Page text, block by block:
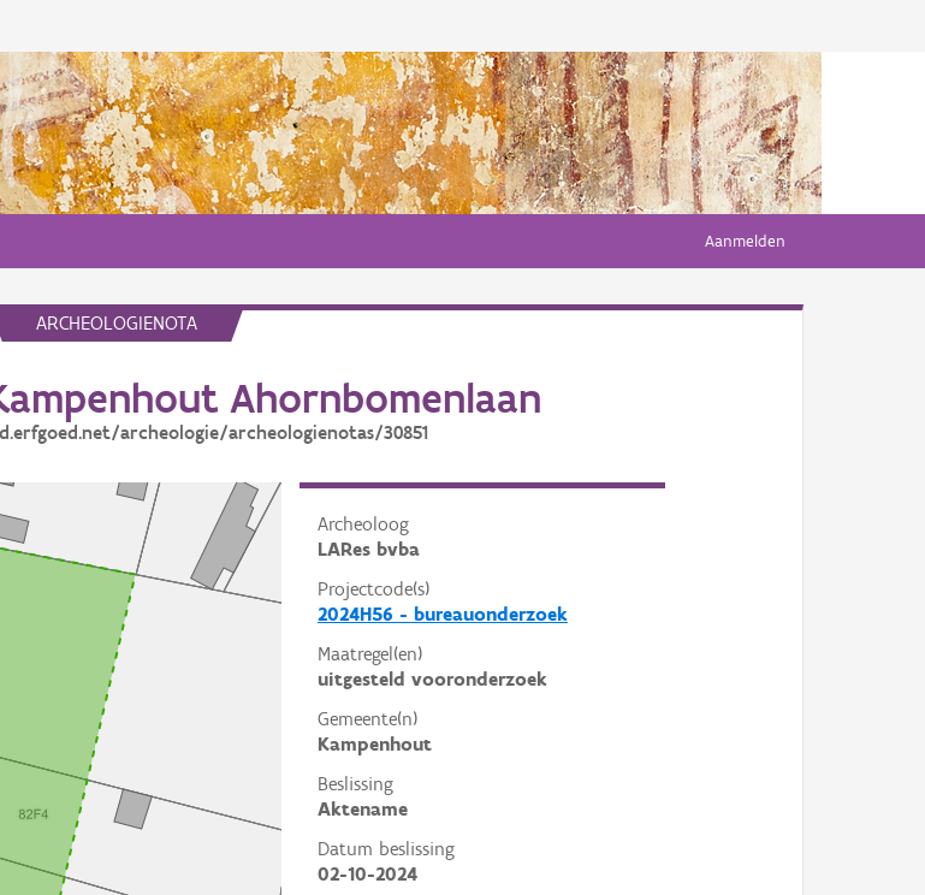
Aanmelden
ARCHEOLOGIENOTA
Ahornbomenlaan
archeologie/archeologienotas/30851
Archeoloog
LARes bvba
Projectcode(s)
2024H56 - bureauonderzoek
Maatregel(en)
uitgesteld vooronderzoek
Gemeente(n)
Kampenhout
Beslissing
Aktename
Datum beslissing
02-10-2024